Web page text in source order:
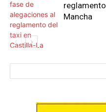
Mancha